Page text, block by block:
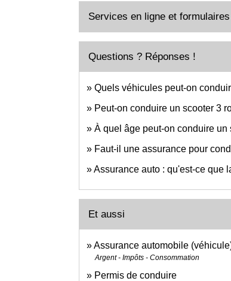
Services en ligne et formulaires
Questions ? Réponses !
Quels véhicules peut-on
Peut-on conduire un scooter 3
À quel âge peut-on conduire un
Faut-il une assurance pour
Assurance auto : qu'est-ce que
Et aussi
Assurance automobile
Argent - Impôts - Consommation
Permis de conduire